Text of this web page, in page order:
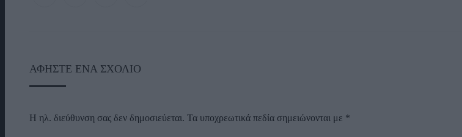
ΑΦΉΣΤΕ ΈΝΑ ΣΧΌΛΙΟ
Η ηλ. διεύθυνση σας δεν δημοσιεύεται. Τα υποχρεωτικά πεδία σημειώνονται με *